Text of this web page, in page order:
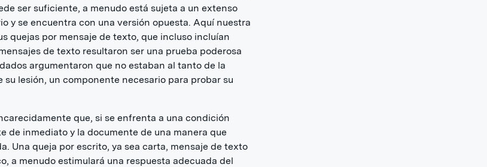
ser suficiente, a menudo está sujeta a un extenso
y se encuentra con una versión opuesta. Aquí nuestra
quejas por mensaje de texto, que incluso incluían
de texto resultaron ser una prueba poderosa
argumentaron que no estaban al tanto de la
su lesión, un componente necesario para probar su
que, si se enfrenta a una condición
de inmediato y la documente de una manera que
Una queja por escrito, ya sea carta, mensaje de texto
a menudo estimulará una respuesta adecuada del